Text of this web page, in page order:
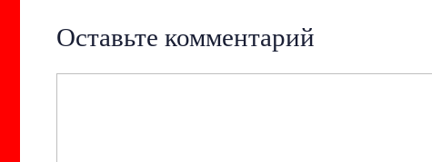
Оставьте комментарий